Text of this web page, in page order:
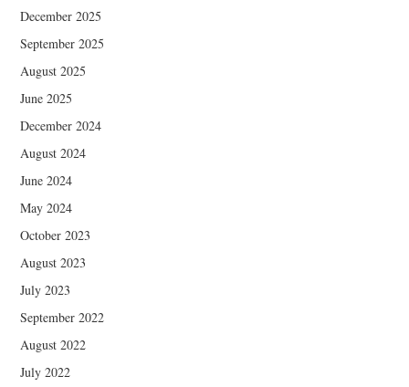
December 2025
September 2025
August 2025
June 2025
December 2024
August 2024
June 2024
May 2024
October 2023
August 2023
July 2023
September 2022
August 2022
July 2022